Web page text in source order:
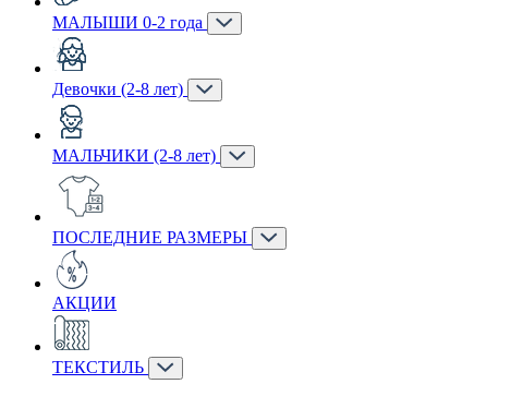
МАЛЫШИ 0-2 года
Девочки (2-8 лет)
МАЛЬЧИКИ (2-8 лет)
ПОСЛЕДНИЕ РАЗМЕРЫ
АКЦИИ
ТЕКСТИЛЬ